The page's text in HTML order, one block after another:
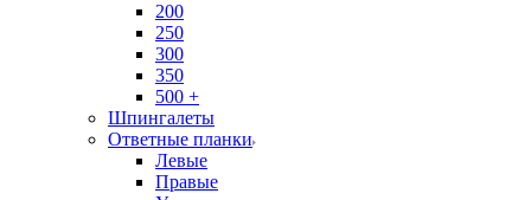
200
250
300
350
500 +
Шпингалеты
Ответные планки
Левые
Правые